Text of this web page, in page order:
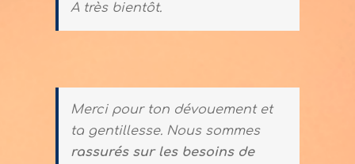
A très bientôt.
Merci pour ton dévouement et
ta gentillesse. Nous sommes
rassurés sur les besoins de